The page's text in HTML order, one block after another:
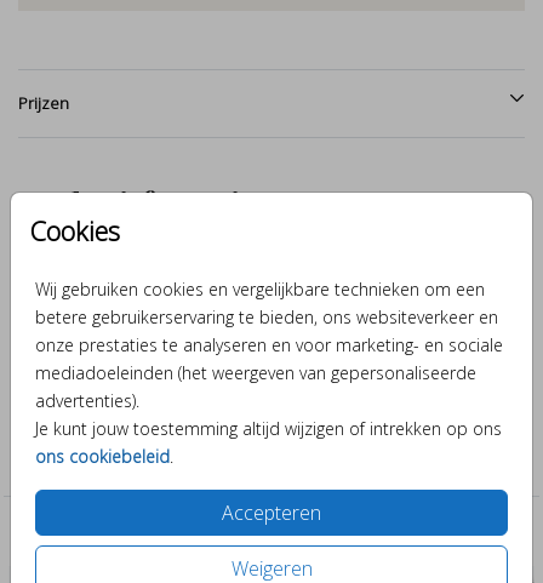
Cookies
Wij gebruiken cookies en vergelijkbare technieken om een
betere gebruikerservaring te bieden, ons websiteverkeer en
onze prestaties te analyseren en voor marketing- en sociale
mediadoeleinden (het weergeven van gepersonaliseerde
advertenties).
Je kunt jouw toestemming altijd wijzigen of intrekken op ons
ons cookiebeleid
Accepteren
Weigeren
Prijzen
Productinformatie
Behangcirkel met een illustratie van een sterrenbeeld getekend
door BINTJE. Deze behangcirkel heeft een doorsnede van 80cm
en is helemaal naar eigen wens aan te passen
Collectie
Behangcirkels
Past er leuk bij